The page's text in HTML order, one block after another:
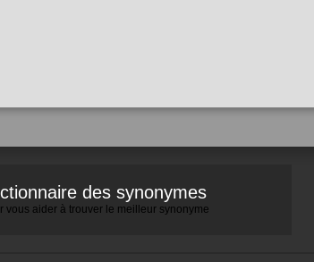
des synonymes
vous aider à trouver le meilleur synonyme